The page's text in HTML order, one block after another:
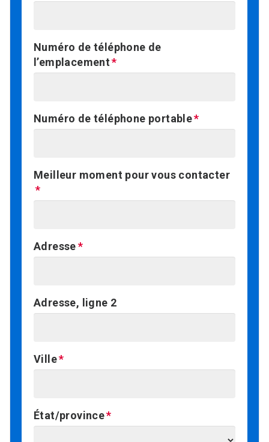
Numéro de téléphone de
l’emplacement
Numéro de téléphone portable
Meilleur moment pour vous contacter
Adresse
Adresse, ligne 2
Ville
État/province